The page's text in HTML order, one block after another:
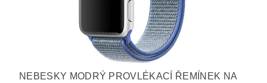
NEBESKY MODRÝ PROVLÉKACÍ ŘEMÍNEK NA